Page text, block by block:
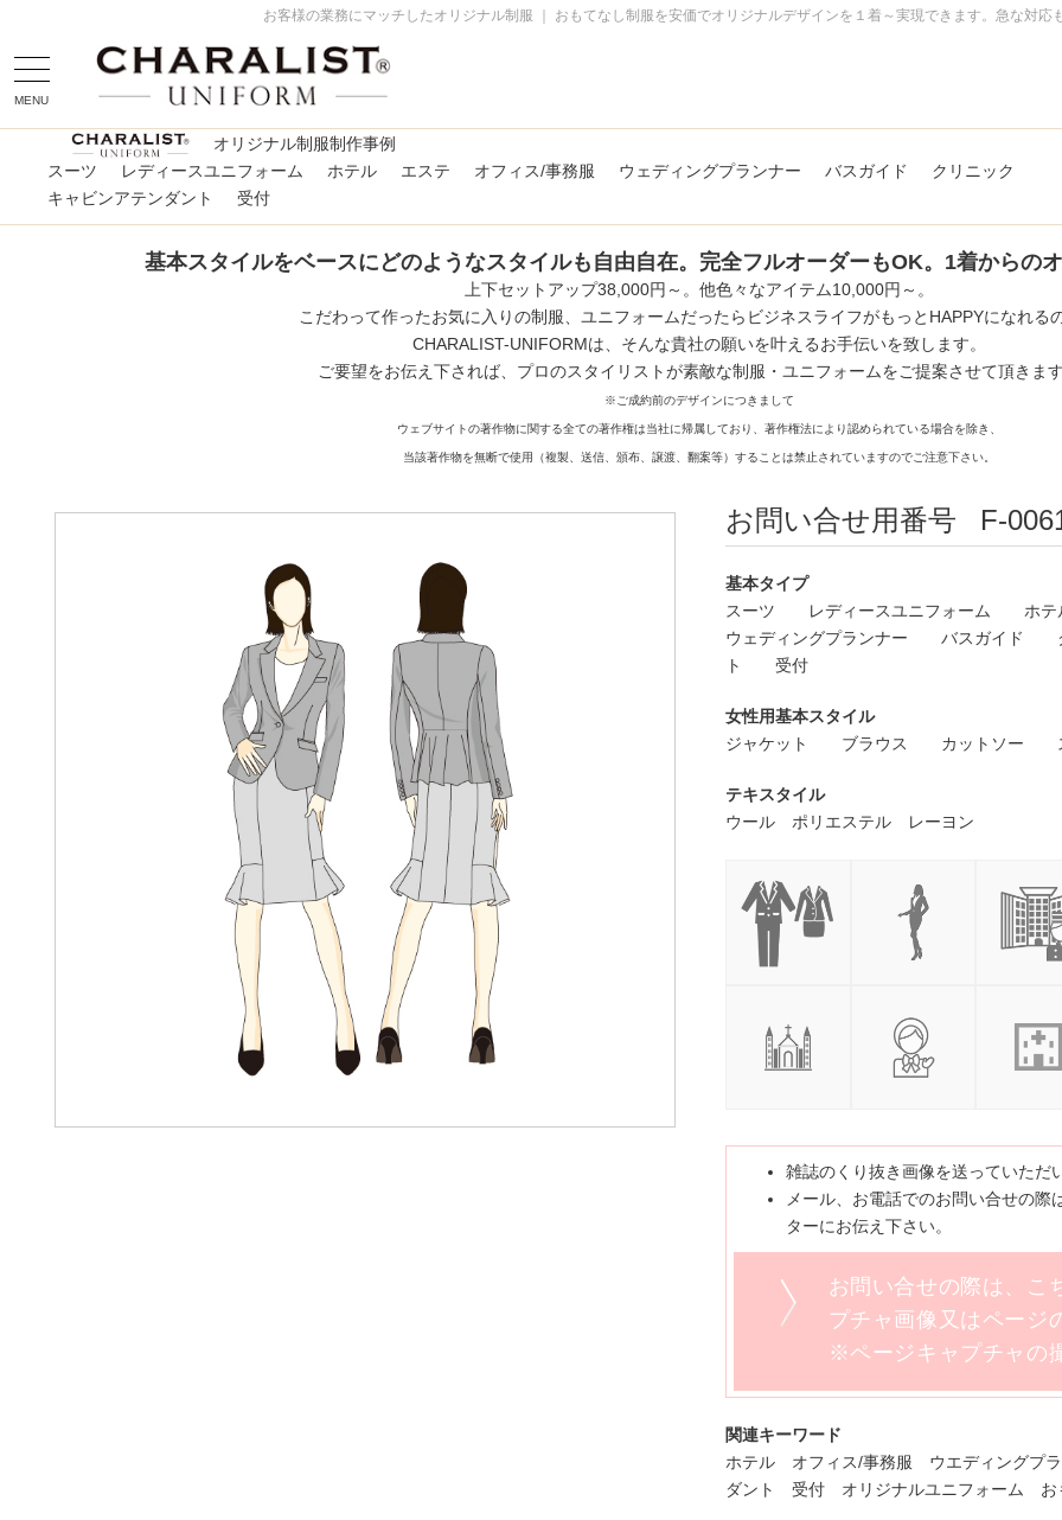
お客様の業務にマッチしたオリジナル制服 ｜ おもてなし制服を安価でオリジナルデザインを１着～実現できます。急な対
FAQ
MENU
オリジナル制服制作事例
スーツ
レディースユニフォーム ホテル エステ オフィス/事務服 ウェディングプランナー バスガイド
クリニック
キャビンアテンダント
受付
基本スタイルをベースにどのようなスタイルも自由自在。完全フルオーダーもOK。1着からの
上下セットアップ38,000円～。他色々なアイテム10,000円～。
こだわって作ったお気に入りの制服、ユニフォームだったらビジネスライフがもっとHAPPYになれる
CHARALIST-UNIFORMは、そんな貴社の願いを叶えるお手伝いを致します。
ご要望をお伝え下されば、プロのスタイリストが素敵な制服・ユニフォームをご提案させて頂きま
※ご成約前のデザインにつきまして
ウェブサイトの著作物に関する全ての著作権は当社に帰属しており、著作権法により認められている場合を除き、
当該著作物を無断で使用（複製、送信、頒布、譲渡、翻案等）することは禁止されていますのでご注意下さい。
お問い合せ用番号 F-
基本タイプ
スーツ
レディースユニフォーム
ホテ
ウェディングプランナー
バスガイド
ト
受付
女性用基本スタイル
ジャケット ブラウス カットソ
テキスタイル
ウール ポリエステル レーヨン
雑誌のくり抜き画像を送っていただ
メール、お電話でのお問い合せの
ターにお伝え下さい。
お問い合せの際は、こ
プチャ画像又はページ
※ページキャプチャの
関連キーワード
ホテル オフィス/事務服 ウエディングプ
ダント 受付 オリジナルユニフォーム